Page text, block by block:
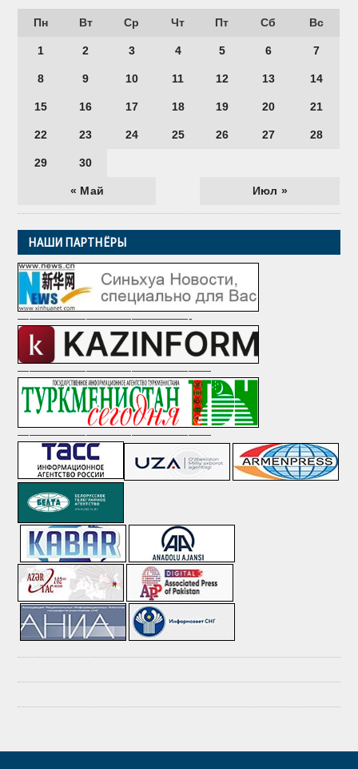
Пн Вт Ср Чт Пт Сб Вс
« Май Июл »
1 2 3 4 5 6 7
8 9 10 11 12 13 14
15 16 17 18 19 20 21
22 23 24 25 26 27 28
29 30
НАШИ ПАРТНЁРЫ
———————————————-
—————————————————
—————————————————